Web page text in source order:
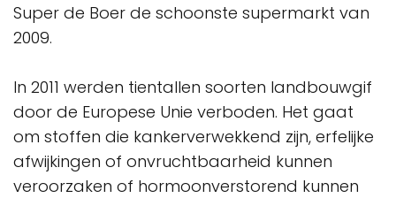
Super de Boer de schoonste supermarkt van
2009.
In 2011 werden tientallen soorten landbouwgif
door de Europese Unie verboden. Het gaat
om stoffen die kankerverwekkend zijn, erfelijke
afwijkingen of onvruchtbaarheid kunnen
veroorzaken of hormoonverstorend kunnen